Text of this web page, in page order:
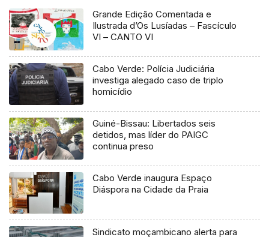
Grande Edição Comentada e
Ilustrada d’Os Lusíadas – Fascículo
VI – CANTO VI
Cabo Verde: Polícia Judiciária
investiga alegado caso de triplo
homicídio
Guiné-Bissau: Libertados seis
detidos, mas líder do PAIGC
continua preso
Cabo Verde inaugura Espaço
Diáspora na Cidade da Praia
Sindicato moçambicano alerta para